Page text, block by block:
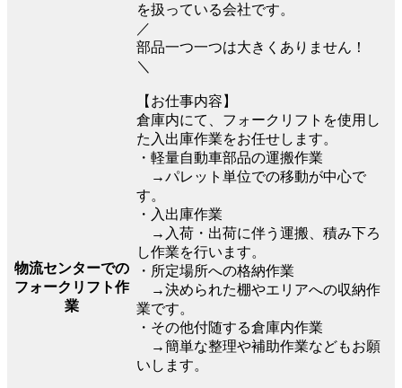
物流センターでの
フォークリフト作
業
を扱っている会社です。
／
部品一つ一つは大きくありません！
＼
【お仕事内容】
倉庫内にて、フォークリフトを使用し
た入出庫作業をお任せします。
・軽量自動車部品の運搬作業
→パレット単位での移動が中心で
す。
・入出庫作業
→入荷・出荷に伴う運搬、積み下ろ
し作業を行います。
・所定場所への格納作業
→決められた棚やエリアへの収納作
業です。
・その他付随する倉庫内作業
→簡単な整理や補助作業などもお願
いします。